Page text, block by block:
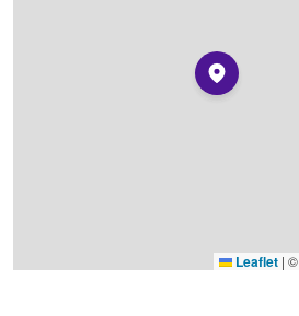
Leaflet | ©